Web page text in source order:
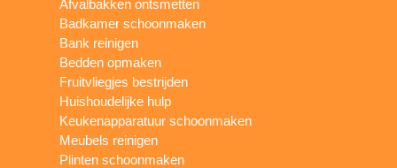
Afvalbakken ontsmetten
Badkamer schoonmaken
Bank reinigen
Bedden opmaken
Fruitvliegjes bestrijden
Huishoudelijke hulp
Keukenapparatuur schoonmaken
Meubels reinigen
Plinten schoonmaken